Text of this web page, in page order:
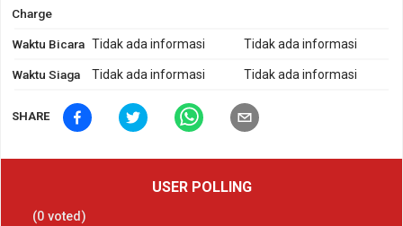
Charge
Waktu Bicara Tidak ada informasi Tidak ada informasi
Waktu Siaga Tidak ada informasi Tidak ada informasi
SHARE
USER POLLING
(0 voted)